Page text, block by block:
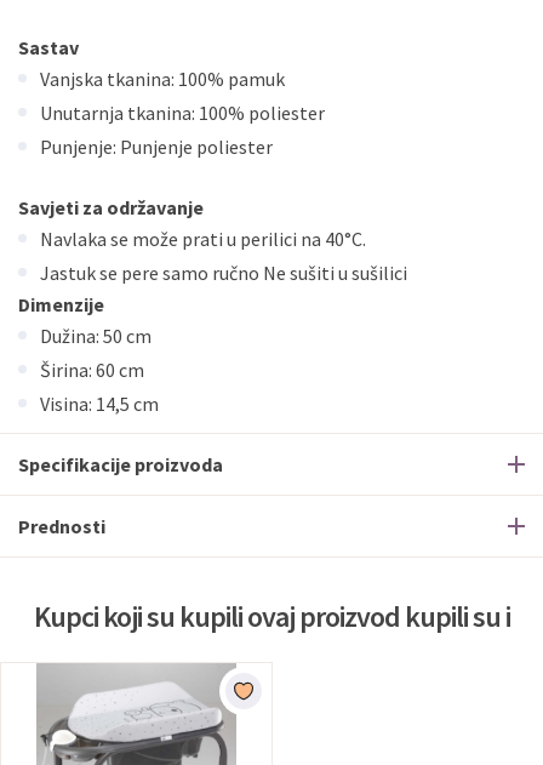
Sastav
Vanjska tkanina: 100% pamuk
Unutarnja tkanina: 100% poliester
Punjenje: Punjenje poliester
Savjeti za održavanje
Navlaka se može prati u perilici na 40°C.
Jastuk se pere samo ručno Ne sušiti u sušilici
Dimenzije
Dužina: 50 cm
Širina: 60 cm
Visina: 14,5 cm
Specifikacije proizvoda
Prednosti
Kupci koji su kupili ovaj proizvod kupili su i